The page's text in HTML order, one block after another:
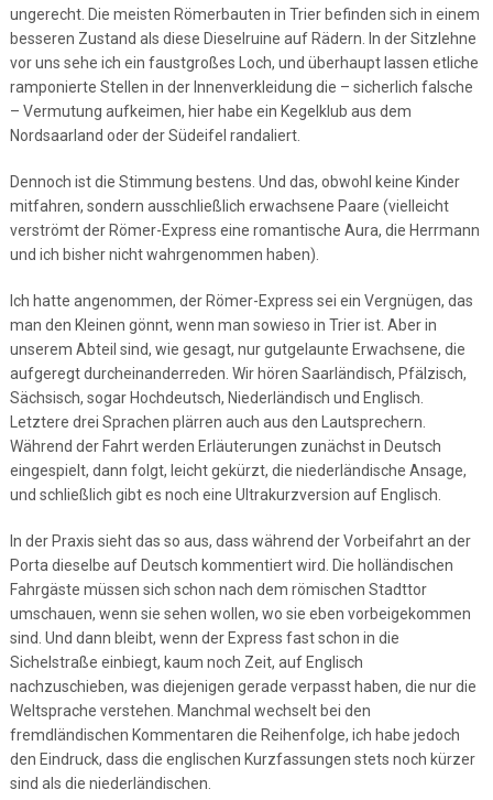
ungerecht. Die meisten Römerbauten in Trier befinden sich in einem
besseren Zustand als diese Dieselruine auf Rädern. In der Sitzlehne
vor uns sehe ich ein faustgroßes Loch, und überhaupt lassen etliche
ramponierte Stellen in der Innenverkleidung die – sicherlich falsche
– Vermutung aufkeimen, hier habe ein Kegelklub aus dem
Nordsaarland oder der Südeifel randaliert.
Dennoch ist die Stimmung bestens. Und das, obwohl keine Kinder
mitfahren, sondern ausschließlich erwachsene Paare (vielleicht
verströmt der Römer-Express eine romantische Aura, die Herrmann
und ich bisher nicht wahrgenommen haben).
Ich hatte angenommen, der Römer-Express sei ein Vergnügen, das
man den Kleinen gönnt, wenn man sowieso in Trier ist. Aber in
unserem Abteil sind, wie gesagt, nur gutgelaunte Erwachsene, die
aufgeregt durcheinanderreden. Wir hören Saarländisch, Pfälzisch,
Sächsisch, sogar Hochdeutsch, Niederländisch und Englisch.
Letztere drei Sprachen plärren auch aus den Lautsprechern.
Während der Fahrt werden Erläuterungen zunächst in Deutsch
eingespielt, dann folgt, leicht gekürzt, die niederländische Ansage,
und schließlich gibt es noch eine Ultrakurzversion auf Englisch.
In der Praxis sieht das so aus, dass während der Vorbeifahrt an der
Porta dieselbe auf Deutsch kommentiert wird. Die holländischen
Fahrgäste müssen sich schon nach dem römischen Stadttor
umschauen, wenn sie sehen wollen, wo sie eben vorbeigekommen
sind. Und dann bleibt, wenn der Express fast schon in die
Sichelstraße einbiegt, kaum noch Zeit, auf Englisch
nachzuschieben, was diejenigen gerade verpasst haben, die nur die
Weltsprache verstehen. Manchmal wechselt bei den
fremdländischen Kommentaren die Reihenfolge, ich habe jedoch
den Eindruck, dass die englischen Kurzfassungen stets noch kürzer
sind als die niederländischen.